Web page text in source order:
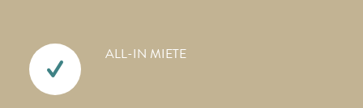
ALL-IN MIETE